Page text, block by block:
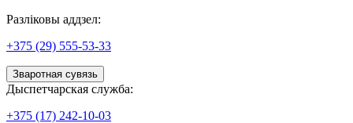
Разліковы аддзел:
+375 (29) 555-53-33
Зваротная сувязь
Дыспетчарская служба:
+375 (17) 242-10-03